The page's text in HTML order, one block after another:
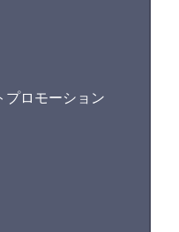
ロモーション